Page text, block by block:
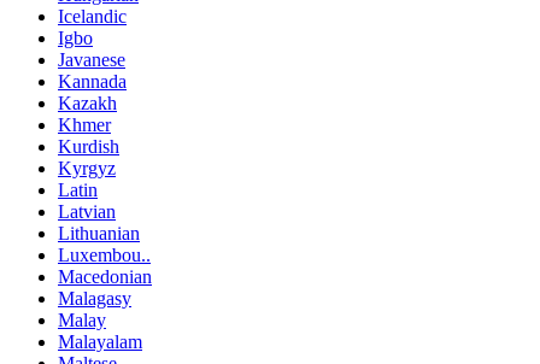
Icelandic
Igbo
Javanese
Kannada
Kazakh
Khmer
Kurdish
Kyrgyz
Latin
Latvian
Lithuanian
Luxembou..
Macedonian
Malagasy
Malay
Malayalam